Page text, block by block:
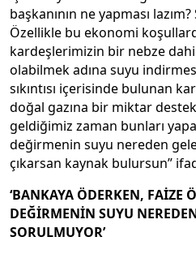
başkanının ne yapması
Özellikle bu ekonomi
kardeşlerimizin bir nebze
olabilmek adına suyu
sıkıntısı içerisinde bulunan
doğal gazına bir miktar destek
geldiğimiz zaman bunları
değirmenin suyu nereden
çıkarsan kaynak bulursun”
‘BANKAYA ÖDERKEN, FAİZE
DEĞİRMENİN SUYU
SORULMUYOR’